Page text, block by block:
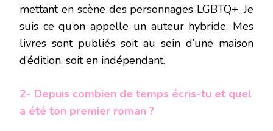
mettant en scène des personnages LGBTQ+. Je
suis ce qu’on appelle un auteur hybride. Mes
livres sont publiés soit au sein d’une maison
d’édition, soit en indépendant.
2- Depuis combien de temps écris-tu et quel
a été ton premier roman ?